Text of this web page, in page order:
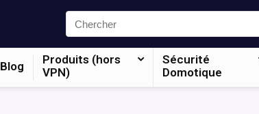
Blog
Produits (hors
VPN)
Sécurité
Domotique